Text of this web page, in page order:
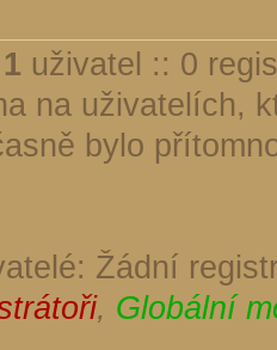
1 uživatel :: 0
na uživatelích,
bylo
Žádní
, Globální